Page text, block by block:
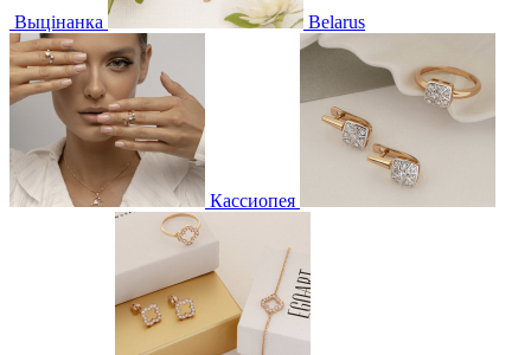
Выцінанка Belarus
Кассиопея